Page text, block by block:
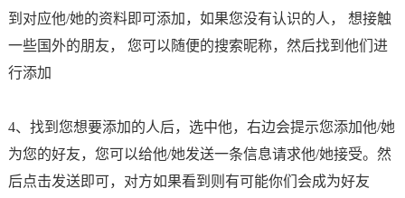
到对应他/她的资料即可添加，如果您没有认识的人， 想接触
一些国外的朋友， 您可以随便的搜索昵称，然后找到他们进
行添加
4、找到您想要添加的人后，选中他，右边会提示您添加他/她
为您的好友，您可以给他/她发送一条信息请求他/她接受。然
后点击发送即可，对方如果看到则有可能你们会成为好友